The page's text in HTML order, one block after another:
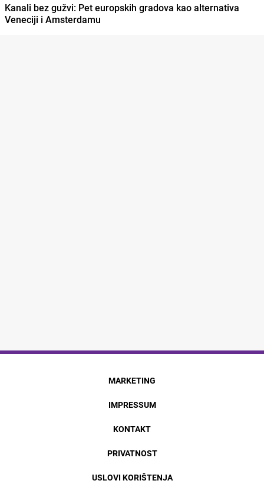
Kanali bez gužvi: Pet europskih gradova kao alternativa
Veneciji i Amsterdamu
MARKETING
IMPRESSUM
KONTAKT
PRIVATNOST
USLOVI KORIŠTENJA